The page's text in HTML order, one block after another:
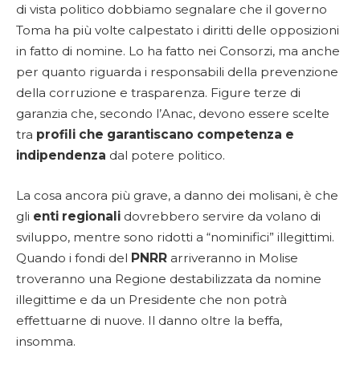
di vista politico dobbiamo segnalare che il governo
Toma ha più volte calpestato i diritti delle opposizioni
in fatto di nomine. Lo ha fatto nei Consorzi, ma anche
per quanto riguarda i responsabili della prevenzione
della corruzione e trasparenza. Figure terze di
garanzia che, secondo l’Anac, devono essere scelte
tra profili che garantiscano competenza e
indipendenza dal potere politico.
La cosa ancora più grave, a danno dei molisani, è che
gli enti regionali dovrebbero servire da volano di
sviluppo, mentre sono ridotti a “nominifici” illegittimi.
Quando i fondi del PNRR arriveranno in Molise
troveranno una Regione destabilizzata da nomine
illegittime e da un Presidente che non potrà
effettuarne di nuove. Il danno oltre la beffa,
insomma.